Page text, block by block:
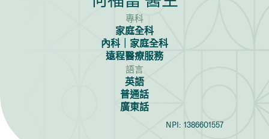
專科
家庭全科
內科｜家庭全科
遠程醫療服務
語言
英語
普通話
廣東話
NPI: 1386601557